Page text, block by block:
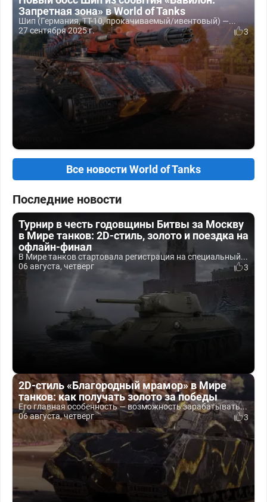
Запретная зона» в World of Tanks
Шип (Германия, ТТ-10, прокачиваемый/ивентовый) —...
27 сентября 2025 г.
3
Все новости World of Tanks
Последние новости
Турнир в честь годовщины Битвы за Москву
в Мире танков: 2D-стиль, золото и поездка на
офлайн-финал
В Мире танков стартовала регистрация на специальный...
06 августа, четверг
3
2D-стиль «Благородный мрамор» в Мире
танков: как получать золото за победы
Его главная особенность — возможность зарабатывать...
06 августа, четверг
3